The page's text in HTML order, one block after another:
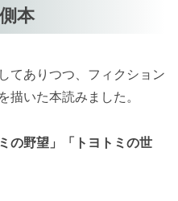
本
てありつつ、フィクション
描いた本読みました。
の野望」「トヨトミの世